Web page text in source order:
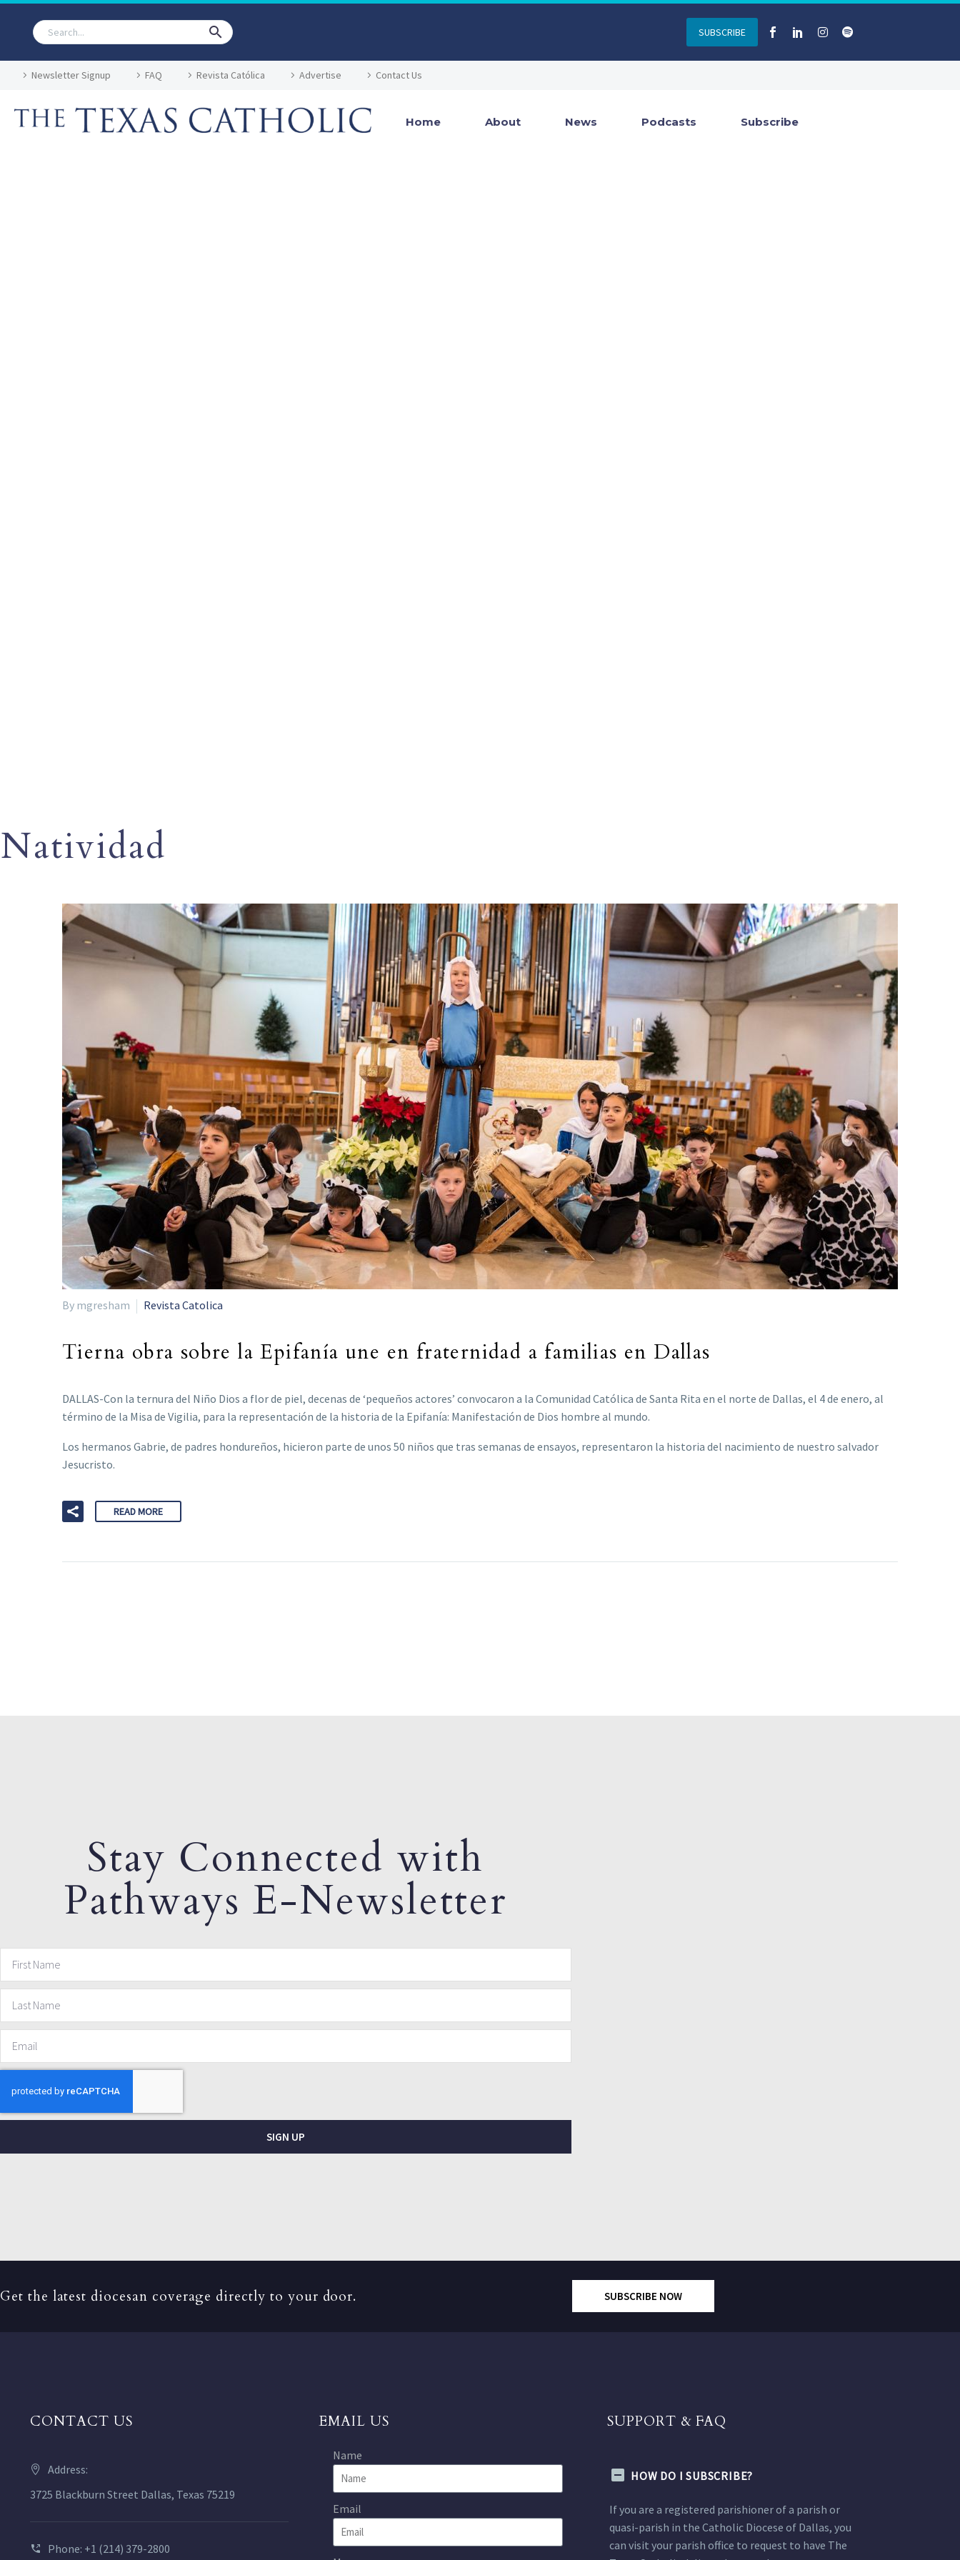
SUBSCRIBE
Newsletter Signup FAQ Revista Católica Advertise Contact Us
Home About News Podcasts Subscribe
Natividad
By mgresham Revista Catolica
Tierna obra sobre la Epifanía une en fraternidad a familias en Dallas
DALLAS-Con la ternura del Niño Dios a flor de piel, decenas de ‘pequeños actores’ convocaron a la Comunidad Católica de Santa Rita en el norte de Dallas, el 4 de enero, al
término de la Misa de Vigilia, para la representación de la historia de la Epifanía: Manifestación de Dios hombre al mundo.
Los hermanos Gabrie, de padres hondureños, hicieron parte de unos 50 niños que tras semanas de ensayos, representaron la historia del nacimiento de nuestro salvador
Jesucristo.
READ MORE
Stay Connected with
Pathways E-Newsletter
SIGN UP
Get the latest diocesan coverage directly to your door. SUBSCRIBE NOW
CONTACT US
Address:
3725 Blackburn Street Dallas, Texas 75219
Phone: +1 (214) 379-2800
EMAIL US
Name
Email
SUPPORT & FAQ
HOW DO I SUBSCRIBE?
If you are a registered parishioner of a parish or
quasi-parish in the Catholic Diocese of Dallas, you
can visit your parish office to request to have The